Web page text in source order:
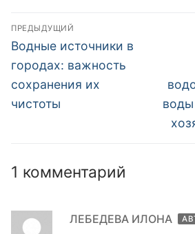
Навигация
по
записям
ПРЕДЫДУЩИЙ
Предыдущая
запись:
Водные источники в
городах: важность
сохранения их
чистоты
1 комментарий
ЛЕБЕДЕВА ИЛОНА